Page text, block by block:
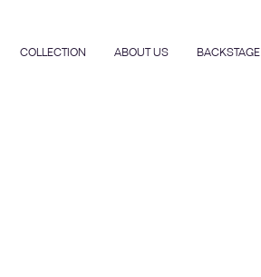
COLLECTION ABOUT US BACKSTAGE